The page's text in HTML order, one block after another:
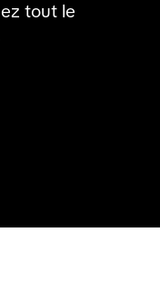
tout le